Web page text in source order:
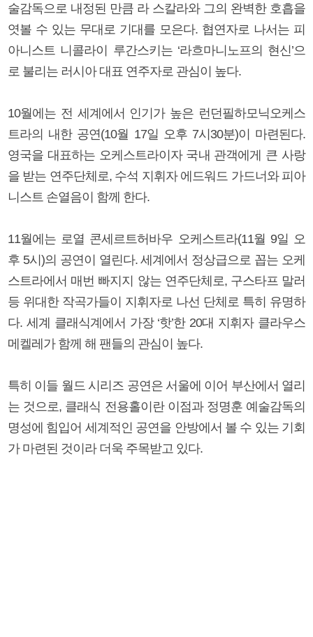
술감독으로 내정된 만큼 라 스칼라와 그의 완벽한 호흡을
엿볼 수 있는 무대로 기대를 모은다. 협연자로 나서는 피
아니스트 니콜라이 루간스키는 ‘라흐마니노프의 현신’으
로 불리는 러시아 대표 연주자로 관심이 높다.
10월에는 전 세계에서 인기가 높은 런던필하모닉오케스
트라의 내한 공연(10월 17일 오후 7시30분)이 마련된다.
영국을 대표하는 오케스트라이자 국내 관객에게 큰 사랑
을 받는 연주단체로, 수석 지휘자 에드워드 가드너와 피아
니스트 손열음이 함께 한다.
11월에는 로열 콘세르트허바우 오케스트라(11월 9일 오
후 5시)의 공연이 열린다. 세계에서 정상급으로 꼽는 오케
스트라에서 매번 빠지지 않는 연주단체로, 구스타프 말러
등 위대한 작곡가들이 지휘자로 나선 단체로 특히 유명하
다. 세계 클래식계에서 가장 ‘핫’한 20대 지휘자 클라우스
메켈레가 함께 해 팬들의 관심이 높다.
특히 이들 월드 시리즈 공연은 서울에 이어 부산에서 열리
는 것으로, 클래식 전용홀이란 이점과 정명훈 예술감독의
명성에 힘입어 세계적인 공연을 안방에서 볼 수 있는 기회
가 마련된 것이라 더욱 주목받고 있다.